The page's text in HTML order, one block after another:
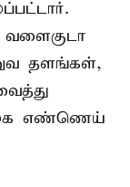
தளங்கள்,
எண்ணெய்